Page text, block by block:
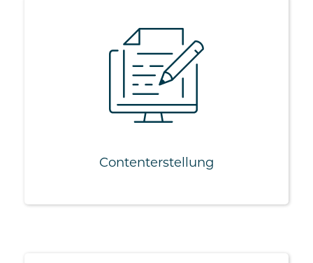
Content­erstellung
Content­erstellung
Publikationen